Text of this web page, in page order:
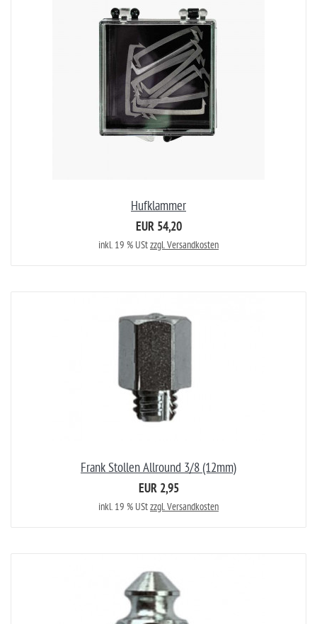
Hufklammer
EUR 54,20
inkl. 19 % UStzzgl. Versandkosten
Frank Stollen Allround 3/8 (12mm)
EUR 2,95
inkl. 19 % UStzzgl. Versandkosten